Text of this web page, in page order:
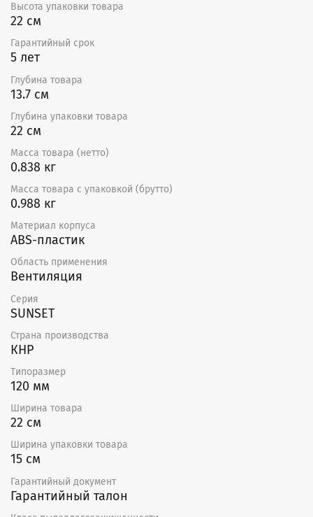
летней гарантией.
Высокий класс пылевлагозащищенности IPХ4
предполагает бесперебойную работу прибора в
условиях попадания брызг воды под любым углом и
Опции
(Опция P) Модель с тяговым выключателем
представляет собой эффективное техническое
решение для механического управления работой
вентилятора.
Высота упаковки товара
22 см
Гарантийный срок
5 лет
Глубина товара
13.7 см
Глубина упаковки товара
22 см
Масса товара (нетто)
0.838 кг
Масса товара с упаковкой (брутто)
0.988 кг
Материал корпуса
ABS-пластик
Область применения
Вентиляция
Серия
SUNSET
Страна производства
КНР
Типоразмер
120 мм
Ширина товара
22 см
Ширина упаковки товара
15 см
Гарантийный документ
Гарантийный талон